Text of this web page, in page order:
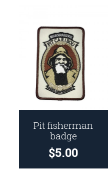
Pit fisherman
badge
$5.00